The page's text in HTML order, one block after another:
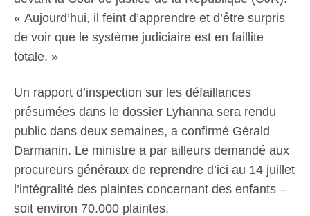
« Aujourd’hui, il feint d’apprendre et d’être surpris
de voir que le système judiciaire est en faillite
totale. »
Un rapport d’inspection sur les défaillances
présumées dans le dossier Lyhanna sera rendu
public dans deux semaines, a confirmé Gérald
Darmanin. Le ministre a par ailleurs demandé aux
procureurs généraux de reprendre d’ici au 14 juillet
l’intégralité des plaintes concernant des enfants –
soit environ 70.000 plaintes.